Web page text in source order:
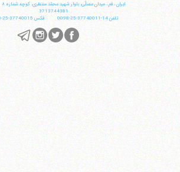
ایران،قم،میدان مصلّی، بلوار شهید محمّد منتظری، كوچه شماره ٨
3713744381
تلفن14-37740011-25-0098 فکس 37740015-25-0098